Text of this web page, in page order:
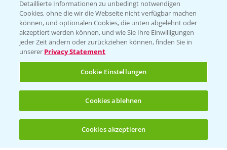
(noch 4)
KONTAKT
Hilfe in Notfällen
T.+49 (0)214/30-20220
Folgen Sie uns
Detaillierte Informationen zu unbedingt notwendigen
Cookies, ohne die wir die Webseite nicht verfügbar machen
können, und optionalen Cookies, die unten abgelehnt oder
akzeptiert werden können, und wie Sie Ihre Einwilligungen
jeder Zeit ändern oder zurückziehen können, finden Sie in
unserer Privacy Statement
Cookie Einstellungen
Cookies ablehnen
Cookies akzeptieren